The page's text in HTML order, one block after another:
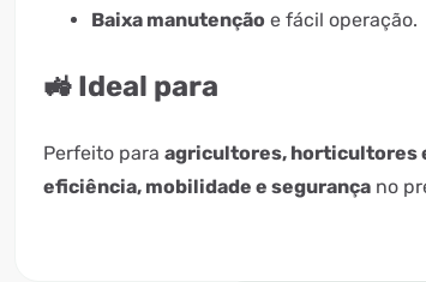
Baixa manutenção e fácil operação.
🚜 Ideal para
Perfeito para agricultores, horticultores
eficiência, mobilidade e segurança no